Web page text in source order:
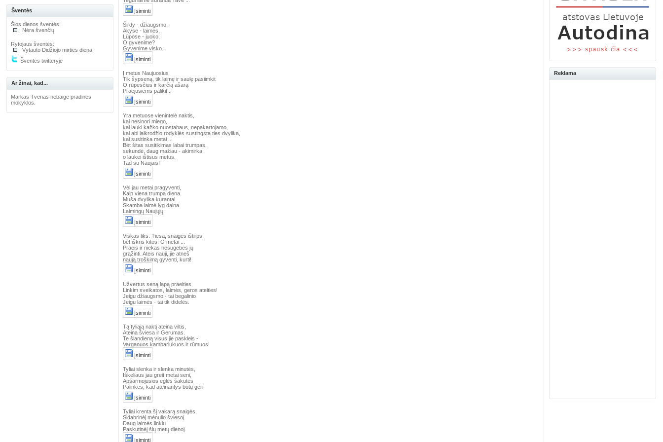
Šventės
Šios dienos šventės:
Nėra švenčių
Rytojaus šventės:
Vytauto Didžiojo mirties diena
Šventės twitteryje
Ar žinai, kad...
Markas Tvenas nebaigė pradinės
mokyklos.
Įsiminti
Širdy - džiaugsmo,
Akyse - laimės,
Lūpose - juoko,
O gyvenime?
Gyvenime visko.
Įsiminti
Į metus Naujuosius
Tik šypseną, tik laimę ir saulę pasiimkit
O rūpesčius ir karčią ašarą
Praėjusiems palikit...
Įsiminti
Yra metuose vienintelė naktis,
kai nesinori miego,
kai lauki kažko nuostabaus, nepakartojamo,
kai abi laikrodžio rodyklės sustingsta ties dvylika,
kai susitinka metai ...
Bet šitas susitikimas labai trumpas,
sekundė, daug mažiau - akimirka,
o laukei ištisus metus.
Tad su Naujais!
Įsiminti
Vėl jau metai pragyventi,
Kaip viena trumpa diena.
Muša dvylika kurantai
Skamba laimė lyg daina.
Laimingų Naujųjų.
Įsiminti
Viskas liks. Tiesa, snaigės ištirps,
bet iškris kitos. O metai ...
Praeis ir niekas nesugebės jų
grąžinti. Ateis nauji, jie atneš
naują troškimą gyventi, kurti!
Įsiminti
Užvertus seną lapą praeities
Linkim sveikatos, laimės, geros ateities!
Jeigu džiaugsmo - tai begalinio
Jeigu laimės - tai tik didelės.
Įsiminti
Tą tyliąją naktį ateina viltis,
Ateina šviesa ir Gerumas.
Te šiandieną visus jie paskleis -
Varganuos kambariukuos ir rūmuos!
Įsiminti
Tyliai slenka ir slenka minutės,
Iškeliaus jau greit metai seni,
Apšarmojusios eglės šakutės
Palinkės, kad ateinantys būtų geri.
Įsiminti
Tyliai krenta šį vakarą snaigės,
Sidabrinėj mėnulio šviesoj.
Daug laimės linkiu
Paskutinėj šių metų dienoj.
Įsiminti
Reklama